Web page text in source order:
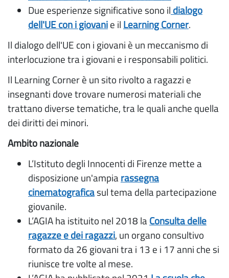
Due esperienze significative sono il dialogo
dell'UE con i giovanie il Learning Corner.
Il dialogo dell'UE con i giovani è un meccanismo di
interlocuzione tra i giovani e i responsabili politici.
Il Learning Corner è un sito rivolto a ragazzi e
insegnanti dove trovare numerosi materiali che
trattano diverse tematiche, tra le quali anche quella
dei diritti dei minori.
Ambito nazionale
L’Istituto degli Innocenti di Firenze mette a
disposizione un'ampiarassegna
cinematograficasul tema della partecipazione
giovanile.
L’AGIA ha istituito nel 2018 laConsulta delle
ragazze e dei ragazzi, un organo consultivo
formato da 26 giovani tra i 13 e i 17 anni che si
riunisce tre volte al mese.